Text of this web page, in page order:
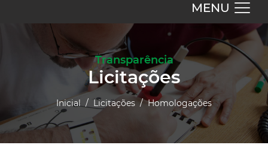
MENU
Transparência
Licitações
Inicial / Licitações / Homologações